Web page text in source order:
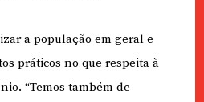
a população em geral e
práticos no que respeita à
“Temos também de